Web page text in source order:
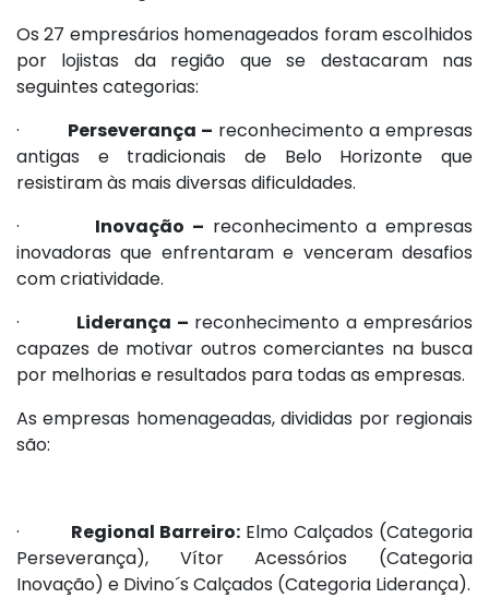
Os 27 empresários homenageados foram escolhidos
por lojistas da região que se destacaram nas
seguintes categorias:
· Perseverança – reconhecimento a empresas
antigas e tradicionais de Belo Horizonte que
resistiram às mais diversas dificuldades.
· Inovação – reconhecimento a empresas
inovadoras que enfrentaram e venceram desafios
com criatividade.
· Liderança – reconhecimento a empresários
capazes de motivar outros comerciantes na busca
por melhorias e resultados para todas as empresas.
As empresas homenageadas, divididas por regionais
são:
· Regional Barreiro: Elmo Calçados (Categoria
Perseverança), Vítor Acessórios (Categoria
Inovação) e Divino´s Calçados (Categoria Liderança).